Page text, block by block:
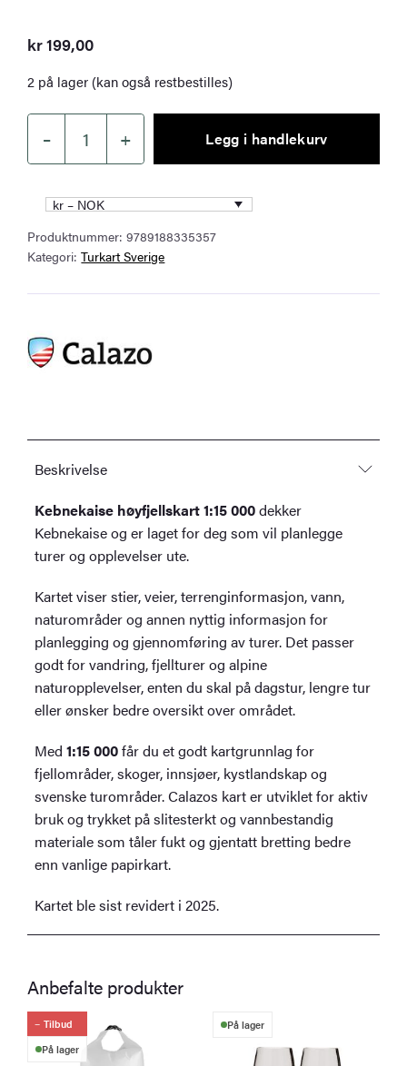
kr199,00
2 på lager (kan også restbestilles)
–
Kebnekaise
høyfjellskart
1:15
000
antall
+ Legg i handlekurv
kr – NOK
Produktnummer:9789188335357
Kategori:Turkart Sverige
Beskrivelse
Kebnekaise høyfjellskart 1:15 000dekker
Kebnekaise og er laget for deg som vil planlegge
turer og opplevelser ute.
Kartet viser stier, veier, terrenginformasjon, vann,
naturområder og annen nyttig informasjon for
planlegging og gjennomføring av turer. Det passer
godt for vandring, fjellturer og alpine
naturopplevelser, enten du skal på dagstur, lengre tur
eller ønsker bedre oversikt over området.
Med1:15 000får du et godt kartgrunnlag for
fjellområder, skoger, innsjøer, kystlandskap og
svenske turområder. Calazos kart er utviklet for aktiv
bruk og trykket på slitesterkt og vannbestandig
materiale som tåler fukt og gjentatt bretting bedre
enn vanlige papirkart.
Kartet ble sist revidert i 2025.
Anbefalte produkter
Tilbud
På lager
På lager